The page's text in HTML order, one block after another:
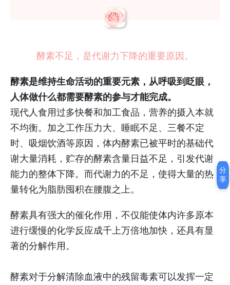
酵素不足，是代谢力下降的重要原因。
酵素是维持生命活动的重要元素，从呼吸到眨眼，
人体做什么都需要酵素的参与才能完成。
现代人食用过多快餐和加工食品，营养的摄入本就
不均衡。加之工作压力大、睡眠不足、三餐不定
时、吸烟饮酒等原因，体内酵素已被平时的基础代
谢大量消耗，贮存的酵素含量日益不足，引发代谢
能力的整体下降。而代谢力的不足，使得大量的热
量转化为脂肪囤积在腰腹之上。
酵素具有强大的催化作用，不仅能使体内许多原本
进行缓慢的化学反应成千上万倍地加快，还具有显
著的分解作用。
酵素对于分解清除血液中的残留毒素可以发挥一定
分
享